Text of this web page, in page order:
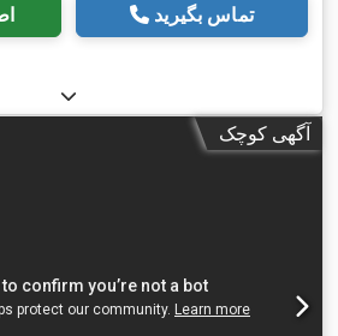
تماس بگیرید
آگهی کوچک